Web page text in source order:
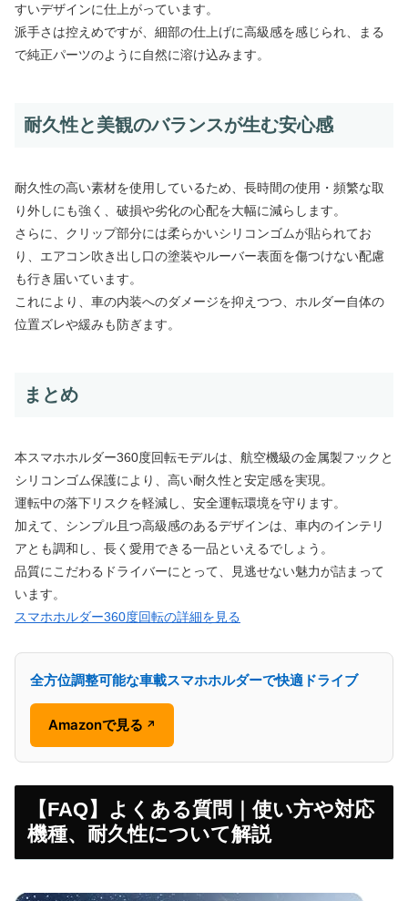
すいデザインに仕上がっています。
派手さは控えめですが、細部の仕上げに高級感を感じられ、まる
で純正パーツのように自然に溶け込みます。
耐久性と美観のバランスが生む安心感
耐久性の高い素材を使用しているため、長時間の使用・頻繁な取
り外しにも強く、破損や劣化の心配を大幅に減らします。
さらに、クリップ部分には柔らかいシリコンゴムが貼られてお
り、エアコン吹き出し口の塗装やルーバー表面を傷つけない配慮
も行き届いています。
これにより、車の内装へのダメージを抑えつつ、ホルダー自体の
位置ズレや緩みも防ぎます。
まとめ
本スマホホルダー360度回転モデルは、航空機級の金属製フックと
シリコンゴム保護により、高い耐久性と安定感を実現。
運転中の落下リスクを軽減し、安全運転環境を守ります。
加えて、シンプル且つ高級感のあるデザインは、車内のインテリ
アとも調和し、長く愛用できる一品といえるでしょう。
品質にこだわるドライバーにとって、見逃せない魅力が詰まって
います。
スマホホルダー360度回転の詳細を見る
全方位調整可能な車載スマホホルダーで快適ドライブ
Amazonで見る ↗
【FAQ】よくある質問｜使い方や対応
機種、耐久性について解説